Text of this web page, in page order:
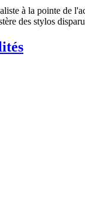
à la pointe de
des stylos